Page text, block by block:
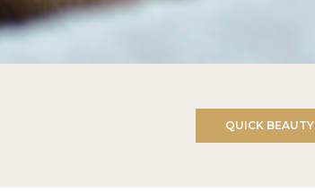
QUICK BEAUTY